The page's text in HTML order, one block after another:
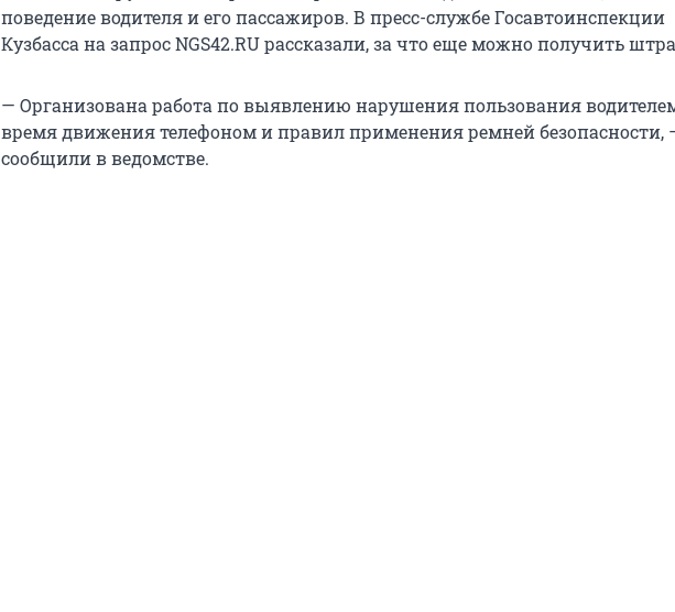
поведение водителя и его пассажиров. В пресс-службе Госавтоинспекции
Кузбасса на запрос NGS42.RU рассказали, за что еще можно получить
— Организована работа по выявлению нарушения пользования
время движения телефоном и правил применения ремней безопасности,
сообщили в ведомстве.